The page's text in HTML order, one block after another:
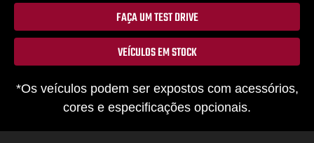
FAÇA UM TEST DRIVE
VEÍCULOS EM STOCK
*Os veículos podem ser expostos com acessórios,
cores e especificações opcionais.